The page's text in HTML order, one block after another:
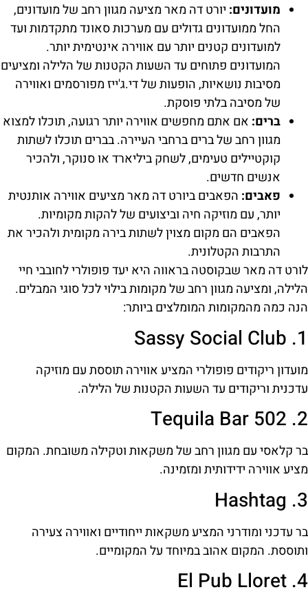
מועדונים: יורט דה מאר מציעה מגוון רחב של מועדונים,
החל ממועדונים גדולים עם מערכות סאונד מתקדמות ועד
למועדונים קטנים יותר עם אווירה אינטימית יותר.
המועדונים פתוחים עד השעות הקטנות של הלילה ומציעים
מסיבות נושאיות, הופעות של די.ג'ייז מפורסמים ואווירה
של מסיבה בלתי פוסקת.
ברים: אם אתם מחפשים אווירה יותר רגועה, תוכלו למצוא
מגוון רחב של ברים ברחבי העיירה. בברים תוכלו לשתות
קוקטיילים טעימים, לשחק ביליארד או סנוקר, ולהכיר
אנשים חדשים.
פאבים: הפאבים ביורט דה מאר מציעים אווירה אותנטית
יותר, עם מוזיקה חיה וביצועים של להקות מקומיות.
הפאבים הם מקום מצוין לשתות בירה מקומית ולהכיר את
התרבות הקטלונית.
לורט דה מאר שבקוסטה בראווה היא יעד פופולרי לחובבי חיי
הלילה, ומציעה מגוון רחב של מקומות בילוי לכל סוגי המבלים.
הנה כמה מהמקומות המומלצים ביותר:
1. Sassy Social Club
מועדון ריקודים פופולרי המציע אווירה תוססת עם מוזיקה
עדכנית וריקודים עד השעות הקטנות של הלילה.
2. Tequila Bar 502
בר קלאסי עם מגוון רחב של משקאות וטקילה משובחת. המקום
מציע אווירה ידידותית ומזמינה.
3. Hashtag
בר עדכני ומודרני המציע משקאות ייחודיים ואווירה צעירה
ותוססת. המקום אהוב במיוחד על המקומיים.
4. El Pub Lloret